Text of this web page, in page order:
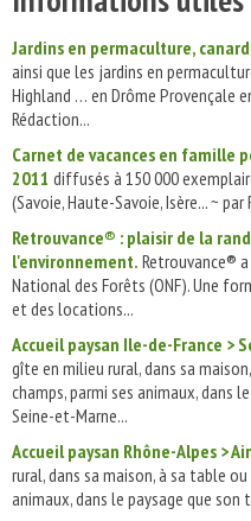
Jardins en permaculture,
ainsi que les jardins en
Highland … en Drôme Provençale
Rédaction...
Carnet de vacances en famille
2011 diffusés à 150 000
(Savoie, Haute-Savoie, Isère... ~
Retrouvance® : plaisir de la
l'environnement. Retrouvance®
National des Forêts (ONF). Une
et des locations...
Accueil paysan Ile-de-France >
gîte en milieu rural, dans sa
champs, parmi ses animaux, dans
Seine-et-Marne...
Accueil paysan Rhône-Alpes >
rural, dans sa maison, à sa table
animaux, dans le paysage que